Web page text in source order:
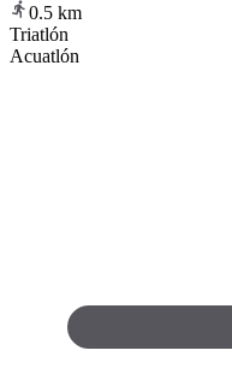
0.5 km
Triatlón
Acuatlón